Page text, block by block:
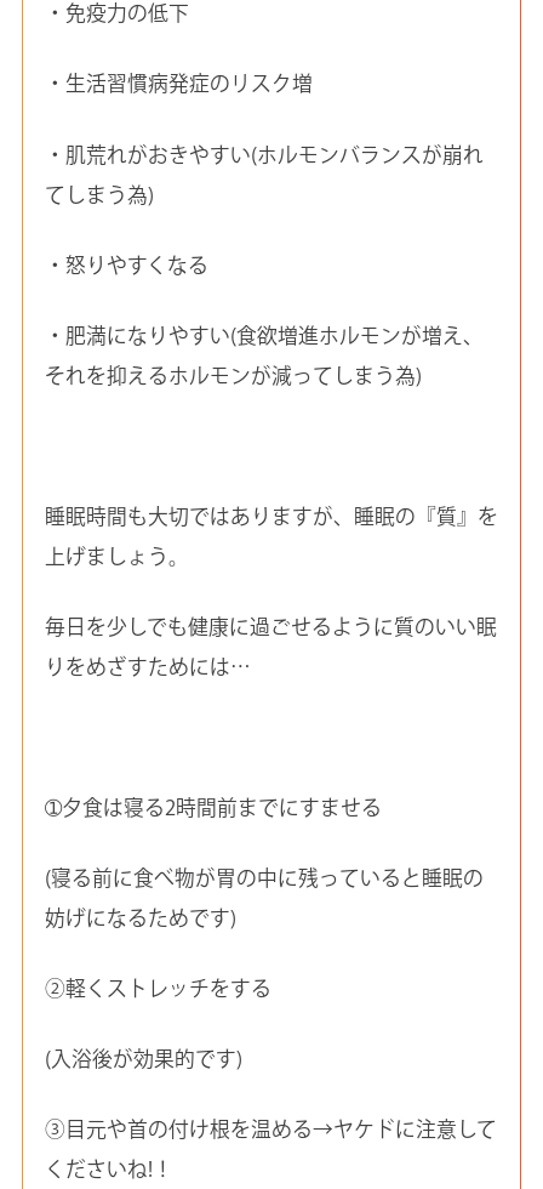
・免疫力の低下
・生活習慣病発症のリスク増
・肌荒れがおきやすい(ホルモンバランスが崩れ
てしまう為)
・怒りやすくなる
・肥満になりやすい(食欲増進ホルモンが増え、
それを抑えるホルモンが減ってしまう為)
睡眠時間も大切ではありますが、睡眠の『質』を
上げましょう。
毎日を少しでも健康に過ごせるように質のいい眠
りをめざすためには…
➀夕食は寝る2時間前までにすませる
(寝る前に食べ物が胃の中に残っていると睡眠の
妨げになるためです)
②軽くストレッチをする
(入浴後が効果的です)
③目元や首の付け根を温める→ヤケドに注意して
くださいね!！